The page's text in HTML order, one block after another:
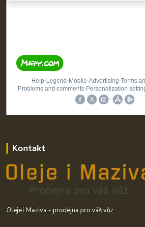
Kontakt
Oleje i Maziva - prodejna pro váš vůz